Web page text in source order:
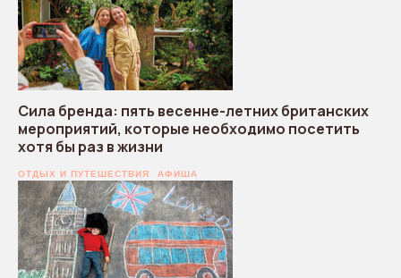
Сила бренда: пять весенне-летних британских
мероприятий, которые необходимо посетить
хотя бы раз в жизни
ОТДЫХ И ПУТЕШЕСТВИЯ АФИША